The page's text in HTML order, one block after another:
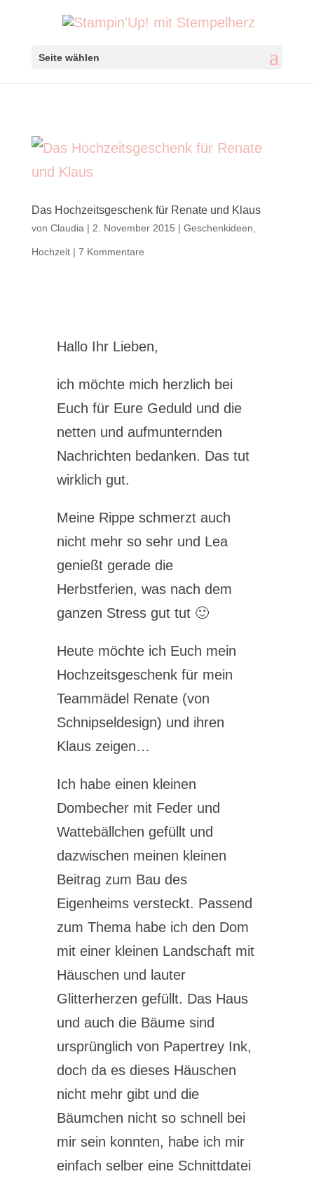
Seite wählen
Das Hochzeitsgeschenk für Renate und Klaus
von Claudia | 2. November 2015 | Geschenkideen
Hochzeit| 7 Kommentare
Hallo Ihr Lieben,
ich möchte mich herzlich bei
Euch für Eure Geduld und die
netten und aufmunternden
Nachrichten bedanken. Das tut
wirklich gut.
Meine Rippe schmerzt auch
nicht mehr so sehr und Lea
genießt gerade die
Herbstferien, was nach dem
ganzen Stress gut tut 🙂
Heute möchte ich Euch mein
Hochzeitsgeschenk für mein
Teammädel Renate (von
Schnipseldesign) und ihren
Klaus zeigen…
Ich habe einen kleinen
Dombecher mit Feder und
Wattebällchen gefüllt und
dazwischen meinen kleinen
Beitrag zum Bau des
Eigenheims versteckt. Passend
zum Thema habe ich den Dom
mit einer kleinen Landschaft mit
Häuschen und lauter
Glitterherzen gefüllt. Das Haus
und auch die Bäume sind
ursprünglich von Papertrey Ink,
doch da es dieses Häuschen
nicht mehr gibt und die
Bäumchen nicht so schnell bei
mir sein konnten, habe ich mir
einfach selber eine Schnittdatei